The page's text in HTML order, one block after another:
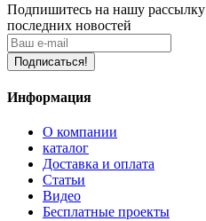
Подпишитесь на нашу рассылку
последних новостей
Подписаться!
Информация
О компании
каталог
Доставка и оплата
Статьи
Видео
Бесплатные проекты